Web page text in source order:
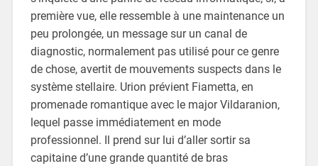
première vue, elle ressemble à une maintenance un
peu prolongée, un message sur un canal de
diagnostic, normalement pas utilisé pour ce genre
de chose, avertit de mouvements suspects dans le
système stellaire. Urion prévient Fiametta, en
promenade romantique avec le major Vildaranion,
lequel passe immédiatement en mode
professionnel. Il prend sur lui d’aller sortir sa
capitaine d’une grande quantité de bras